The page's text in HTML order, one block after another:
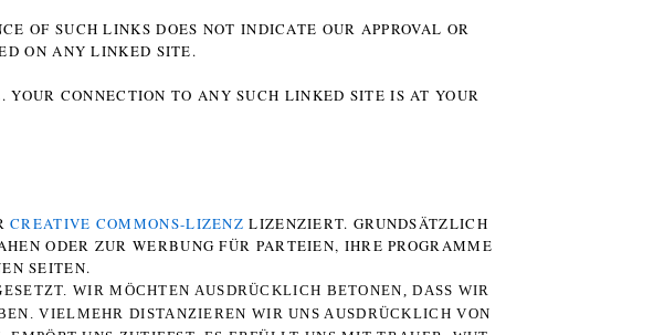
OF SUCH LINKS DOES NOT INDICATE OUR APPROVAL OR
ON ANY LINKED SITE.
CONNECTION TO ANY SUCH LINKED SITE IS AT YOUR
CREATIVE COMMONS-LIZENZ LIZENZIERT. GRUNDSÄTZLICH
ODER ZUR WERBUNG FÜR PARTEIEN, IHRE PROGRAMME
SEITEN.
WIR MÖCHTEN AUSDRÜCKLICH BETONEN, DASS WIR
VIELMEHR DISTANZIEREN WIR UNS AUSDRÜCKLICH VON